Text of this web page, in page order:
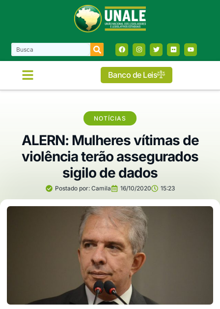
Banco de Leis
NOTÍCIAS
ALERN: Mulheres vítimas de
violência terão assegurados
sigilo de dados
Postado por:Camila 16/10/2020 15:23